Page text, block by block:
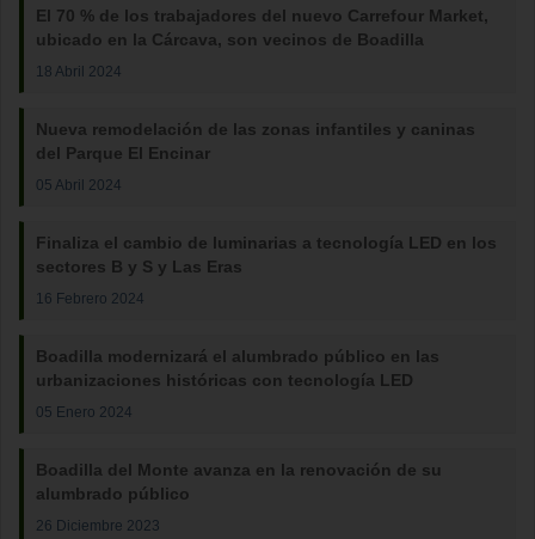
El 70 % de los trabajadores del nuevo Carrefour Market,
ubicado en la Cárcava, son vecinos de Boadilla
18 Abril 2024
Nueva remodelación de las zonas infantiles y caninas
del Parque El Encinar
05 Abril 2024
Finaliza el cambio de luminarias a tecnología LED en los
sectores B y S y Las Eras
16 Febrero 2024
Boadilla modernizará el alumbrado público en las
urbanizaciones históricas con tecnología LED
05 Enero 2024
Boadilla del Monte avanza en la renovación de su
alumbrado público
26 Diciembre 2023